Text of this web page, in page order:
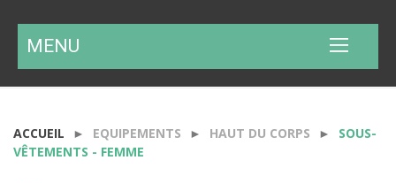
MENU
ACCUEIL EQUIPEMENTS HAUT DU CORPS
SOUS-
VÊTEMENTS - FEMME